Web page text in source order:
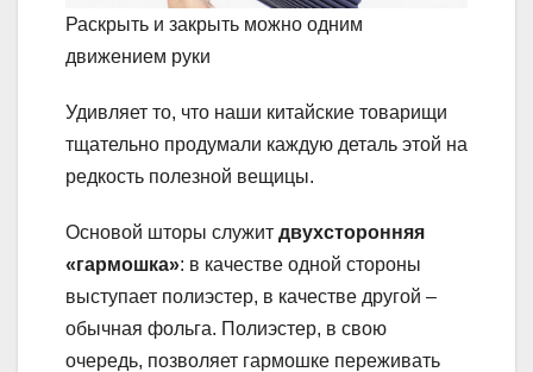
Раскрыть и закрыть можно одним
движением руки
Удивляет то, что наши китайские товарищи
тщательно продумали каждую деталь этой на
редкость полезной вещицы.
Основой шторы служит двухсторонняя
«гармошка»: в качестве одной стороны
выступает полиэстер, в качестве другой –
обычная фольга. Полиэстер, в свою
очередь, позволяет гармошке переживать